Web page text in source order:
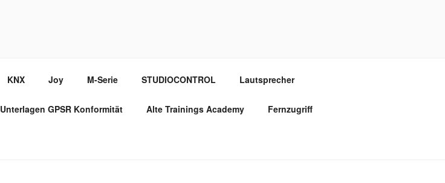
KNX Joy M-Serie STUDIOCONTROL Lautsprecher
Unterlagen GPSR Konformität Alte Trainings Academy Fernzugriff